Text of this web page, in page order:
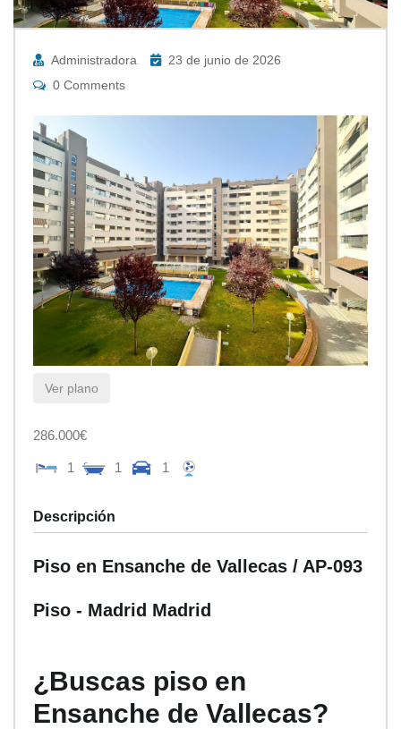
Administradora
23 de junio de 2026
0 Comments
Ver plano
286.000€
1 1 1
Descripción
Piso en Ensanche de Vallecas / AP-093
Piso - Madrid Madrid
¿Buscas piso en
Ensanche de Vallecas?